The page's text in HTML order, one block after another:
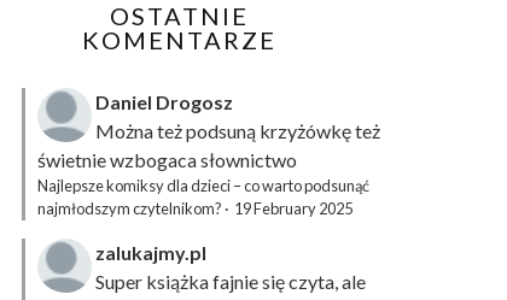
OSTATNIE
KOMENTARZE
Daniel Drogosz
Można też podsuną krzyżówkęteż
świetnie wzbogaca słownictwo
Najlepsze komiksy dla dzieci – co warto podsunąć
najmłodszym czytelnikom? · 19 February 2025
zalukajmy.pl
Super książka fajnie się czyta, ale